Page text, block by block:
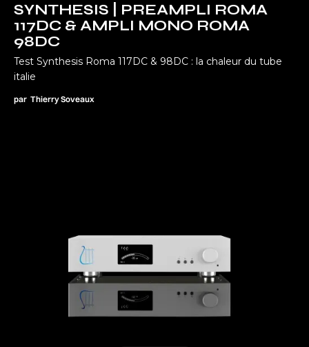
SYNTHESIS | PREAMPLI ROMA
117DC & AMPLI MONO ROMA
98DC
Test Synthesis Roma 117DC & 98DC : la chaleur du tube
italie
par Thierry Soveaux